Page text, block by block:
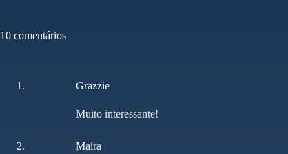
10 comentários
Grazzie
Muito interessante!
Maíra